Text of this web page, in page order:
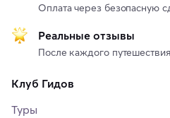
Оплата через безопасную
Реальные отзывы
После каждого
Клуб Гидов
Туры